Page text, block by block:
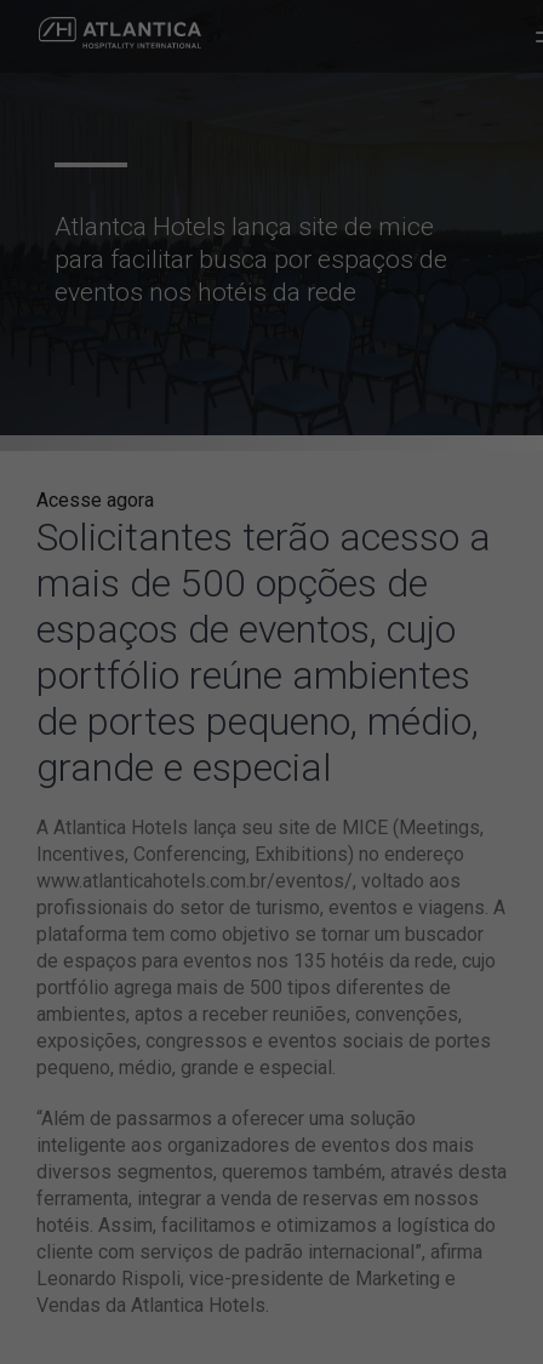
Atlantca Hotels lança site de mice
para facilitar busca por espaços de
eventos nos hotéis da rede
Acesse agora
Solicitantes terão acesso a
mais de 500 opções de
espaços de eventos, cujo
portfólio reúne ambientes
de portes pequeno, médio,
grande e especial
A Atlantica Hotels lança seu site de MICE (Meetings,
Incentives, Conferencing, Exhibitions) no endereço
www.atlanticahotels.com.br/eventos/, voltado aos
profissionais do setor de turismo, eventos e viagens. A
plataforma tem como objetivo se tornar um buscador
de espaços para eventos nos 135 hotéis da rede, cujo
portfólio agrega mais de 500 tipos diferentes de
ambientes, aptos a receber reuniões, convenções,
exposições, congressos e eventos sociais de portes
pequeno, médio, grande e especial.
“Além de passarmos a oferecer uma solução
inteligente aos organizadores de eventos dos mais
diversos segmentos, queremos também, através desta
ferramenta, integrar a venda de reservas em nossos
hotéis. Assim, facilitamos e otimizamos a logística do
cliente com serviços de padrão internacional”, afirma
Leonardo Rispoli, vice-presidente de Marketing e
Vendas da Atlantica Hotels.